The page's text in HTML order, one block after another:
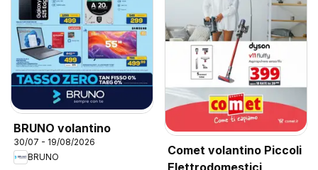
BRUNO volantino
30/07 - 19/08/2026
BRUNO
Comet volantino Piccoli